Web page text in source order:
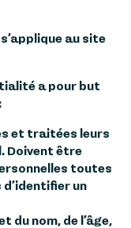
au site
a pour but
et traitées leurs
Doivent être
toutes
un
du nom, de l’âge,